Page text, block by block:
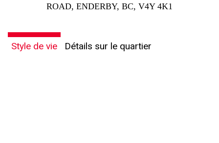
ROAD, ENDERBY, BC, V4Y 4K1
Style de vie Détails sur le quartier